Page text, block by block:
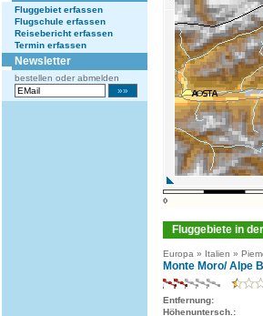
Fluggebiet erfassen
Flugschule erfassen
Reisebericht erfassen
Termin erfassen
Newsletter
bestellen oder abmelden
Fluggebiete in
Europa » Italien »
Monte Moro/ Alpe
Entfernung:
Höhenuntersch.: